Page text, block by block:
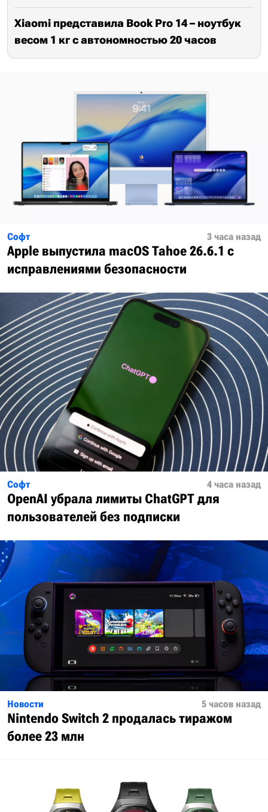
Xiaomi представила Book Pro 14 – ноутбук
весом 1 кг с автономностью 20 часов
Софт 3 часа назад
Apple выпустила macOS Tahoe 26.6.1 с
исправлениями безопасности
Софт 4 часа назад
OpenAI убрала лимиты ChatGPT для
пользователей без подписки
Новости 5 часов назад
Nintendo Switch 2 продалась тиражом
более 23 млн